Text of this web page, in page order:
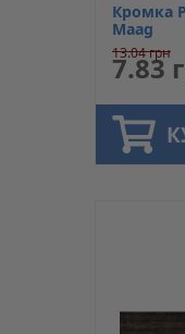
Кромка
Maag
13.04 грн
7.83